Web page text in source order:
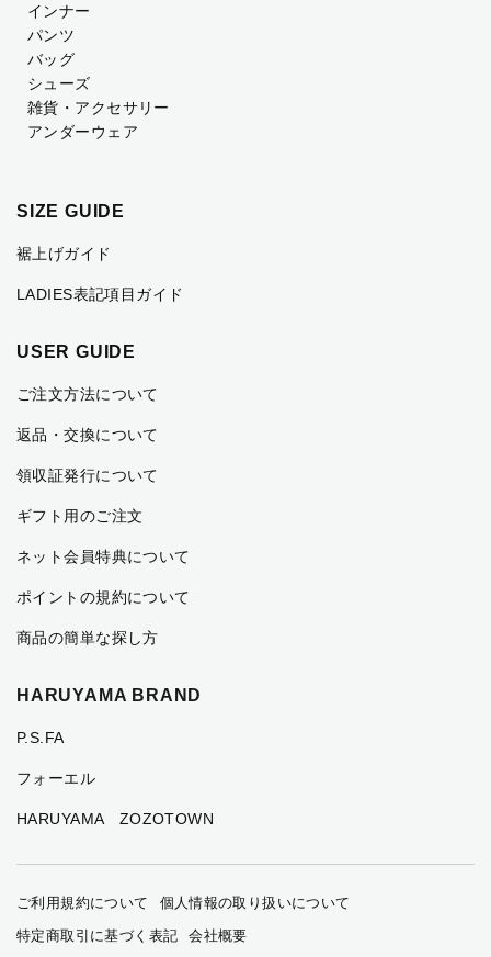
インナー
パンツ
バッグ
シューズ
雑貨・アクセサリー
アンダーウェア
SIZE GUIDE
裾上げガイド
LADIES表記項目ガイド
USER GUIDE
ご注文方法について
返品・交換について
領収証発行について
ギフト用のご注文
ネット会員特典について
ポイントの規約について
商品の簡単な探し方
HARUYAMA BRAND
P.S.FA
フォーエル
HARUYAMA ZOZOTOWN
ご利用規約について
個人情報の取り扱いについて
特定商取引に基づく表記
会社概要